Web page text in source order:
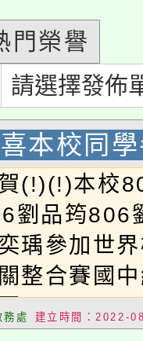
內行報名
，桃園電
運動會8/
池舉行。
戶享有免
低收入戶
情可洽有
及科技中
習
及科技中
案入校路
育專業人
門榮譽
請選擇發佈
本校同
王大賽
組 榮獲
(!)(!)本校
劉品筠806
瑀參加世
整合賽國
務處 建立時間：2022-